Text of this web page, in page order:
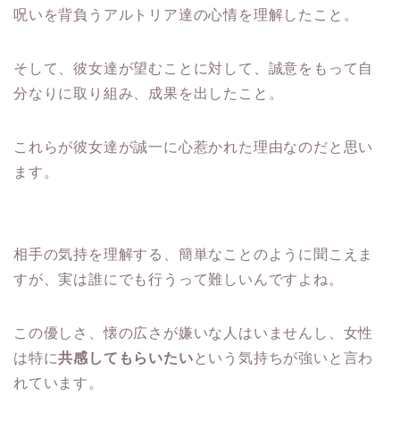
呪いを背負うアルトリア達の心情を理解したこと。
そして、彼女達が望むことに対して、誠意をもって自
分なりに取り組み、成果を出したこと。
これらが彼女達が誠一に心惹かれた理由なのだと思い
ます。
相手の気持を理解する、簡単なことのように聞こえま
すが、実は誰にでも行うって難しいんですよね。
この優しさ、懐の広さが嫌いな人はいませんし、女性
は特に共感してもらいたい という気持ちが強いと言わ
れています。